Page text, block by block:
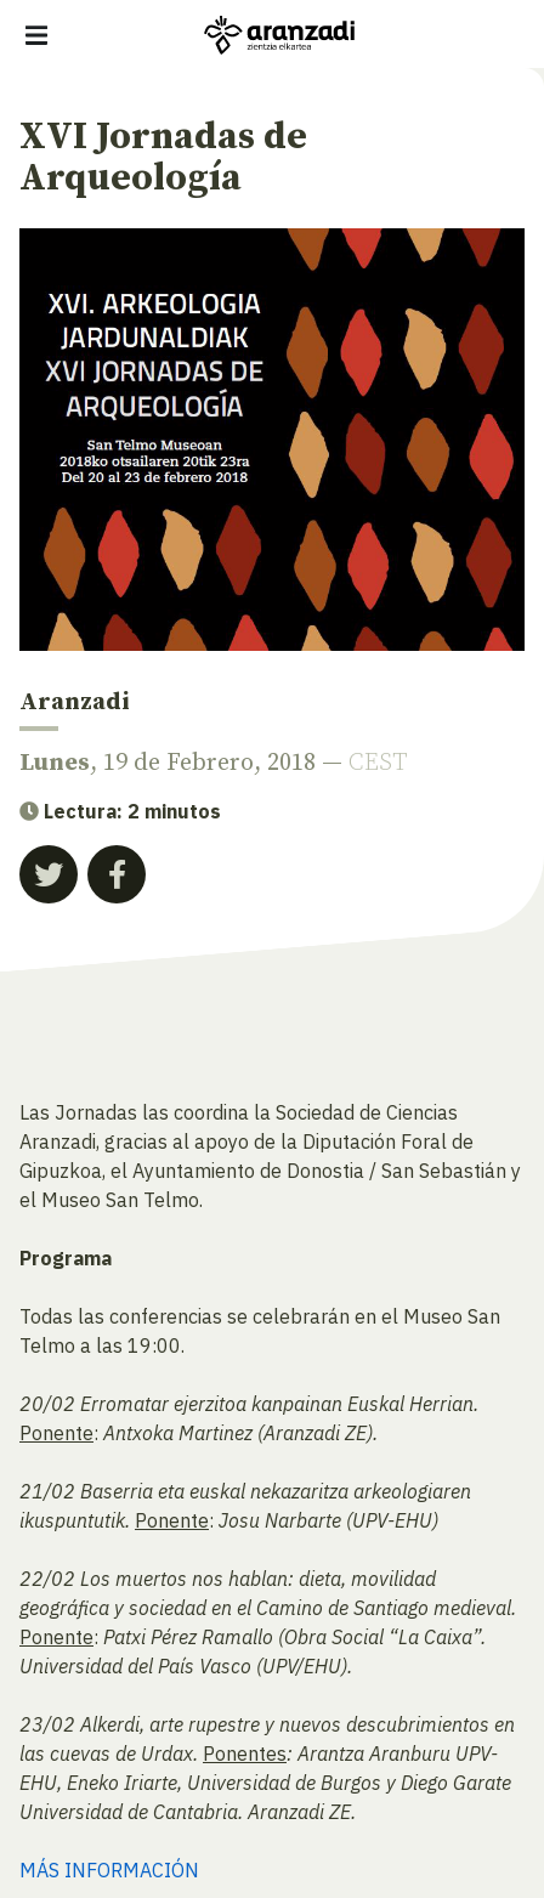
XVI Jornadas de
Arqueología
Aranzadi
Lunes, 19 de Febrero, 2018 — CEST
Lectura: 2 minutos
Las Jornadas las coordina la Sociedad de Ciencias
Aranzadi, gracias al apoyo de la Diputación Foral de
Gipuzkoa, el Ayuntamiento de Donostia / San Sebastián y
el Museo San Telmo.
Programa
Todas las conferencias se celebrarán en el Museo San
Telmo a las 19:00.
20/02 Erromatar ejerzitoa kanpainan Euskal Herrian.
Ponente: Antxoka Martinez (Aranzadi ZE).
21/02 Baserria eta euskal nekazaritza arkeologiaren
ikuspuntutik. Ponente: Josu Narbarte (UPV-EHU)
22/02 Los muertos nos hablan: dieta, movilidad
geográfica y sociedad en el Camino de Santiago medieval.
Ponente: Patxi Pérez Ramallo (Obra Social “La Caixa”.
Universidad del País Vasco (UPV/EHU).
23/02 Alkerdi, arte rupestre y nuevos descubrimientos en
las cuevas de Urdax. Ponentes: Arantza Aranburu UPV-
EHU, Eneko Iriarte, Universidad de Burgos y Diego Garate
Universidad de Cantabria. Aranzadi ZE.
MÁS INFORMACIÓN